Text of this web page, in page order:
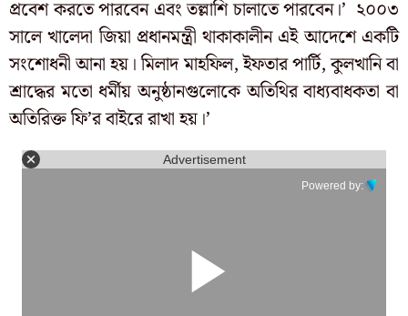
প্রবেশ করতে পারবেন এবং তল্লাশি চালাতে পারবেন।’ ২০০৩
সালে খালেদা জিয়া প্রধানমন্ত্রী থাকাকালীন এই আদেশে একটি
সংশোধনী আনা হয়। মিলাদ মাহফিল, ইফতার পার্টি, কুলখানি বা
শ্রাদ্ধের মতো ধর্মীয় অনুষ্ঠানগুলোকে অতিথির বাধ্যবাধকতা বা
অতিরিক্ত ফি’র বাইরে রাখা হয়।’
Advertisement
Powered by: